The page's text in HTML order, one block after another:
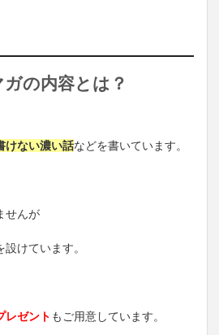
の内容とは？
けない濃い話などを書いています。
せんが
設けています。
レゼント もご用意しています。